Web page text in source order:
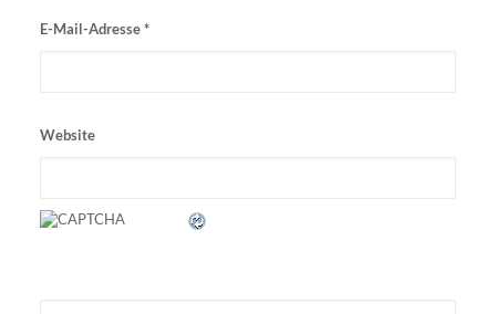
E-Mail-Adresse*
Website